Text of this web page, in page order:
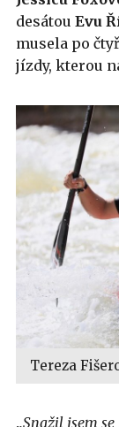
desátou Evu
musela po
jízdy, kterou
Tereza
„Snažil jsem